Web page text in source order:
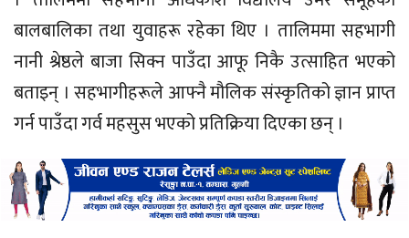
बालबालिका तथा युवाहरू रहेका थिए । तालिममा सहभागी
नानी श्रेष्ठले बाजा सिक्न पाउँदा आफू निकै उत्साहित भएको
बताइन् । सहभागीहरूले आफ्नै मौलिक संस्कृतिको ज्ञान प्राप्त
गर्न पाउँदा गर्व महसुस भएको प्रतिक्रिया दिएका छन् ।